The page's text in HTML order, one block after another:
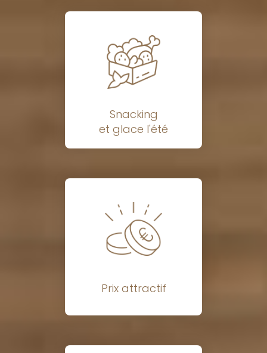
Snacking
et glace l'été
Prix attractif